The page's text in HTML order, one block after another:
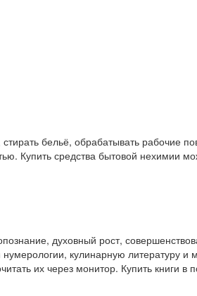
бельё, обрабатывать рабочие
Купить средства бытовой нехимии
духовный рост,
нумерологии, кулинарную литературу
их через монитор. Купить книги